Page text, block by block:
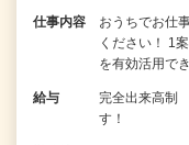
仕事内容
おうちでお仕
ください！ 1
を有効活用で
給与
完全出来高制
す！